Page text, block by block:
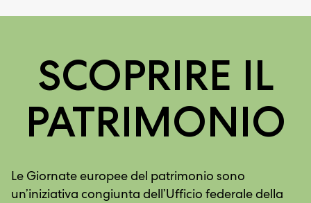
SCOPRIRE IL
PATRIMONIO
Le Giornate europee del patrimonio sono
un’iniziativa congiunta dell’Ufficio federale della